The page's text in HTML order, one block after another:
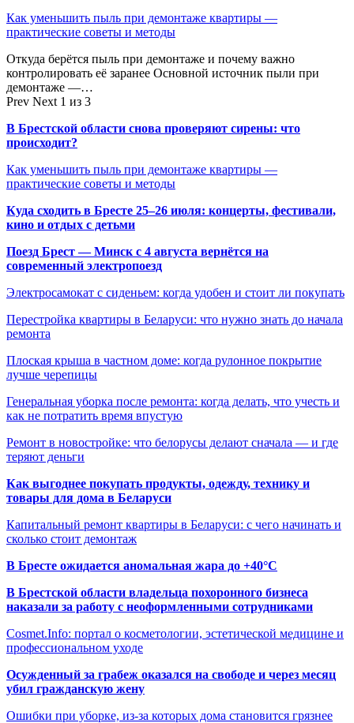
Как уменьшить пыль при демонтаже квартиры —
практические советы и методы
Откуда берётся пыль при демонтаже и почему важно
контролировать её заранее Основной источник пыли при
демонтаже —…
Prev Next 1 из 3
В Брестской области снова проверяют сирены: что
происходит?
Как уменьшить пыль при демонтаже квартиры —
практические советы и методы
Куда сходить в Бресте 25–26 июля: концерты, фестивали,
кино и отдых с детьми
Поезд Брест — Минск с 4 августа вернётся на
современный электропоезд
Электросамокат с сиденьем: когда удобен и стоит ли покупать
Перестройка квартиры в Беларуси: что нужно знать до начала
ремонта
Плоская крыша в частном доме: когда рулонное покрытие
лучше черепицы
Генеральная уборка после ремонта: когда делать, что учесть и
как не потратить время впустую
Ремонт в новостройке: что белорусы делают сначала — и где
теряют деньги
Как выгоднее покупать продукты, одежду, технику и
товары для дома в Беларуси
Капитальный ремонт квартиры в Беларуси: с чего начинать и
сколько стоит демонтаж
В Бресте ожидается аномальная жара до +40°C
В Брестской области владельца похоронного бизнеса
наказали за работу с неоформленными сотрудниками
Cosmet.Info: портал о косметологии, эстетической медицине и
профессиональном уходе
Осужденный за грабеж оказался на свободе и через месяц
убил гражданскую жену
Ошибки при уборке, из-за которых дома становится грязнее